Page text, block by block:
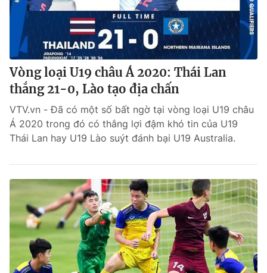
Vòng loại U19 châu Á 2020: Thái Lan
thắng 21-0, Lào tạo địa chấn
VTV.vn - Đã có một số bất ngờ tại vòng loại U19 châu
Á 2020 trong đó có thắng lợi đậm khó tin của U19
Thái Lan hay U19 Lào suýt đánh bại U19 Australia.